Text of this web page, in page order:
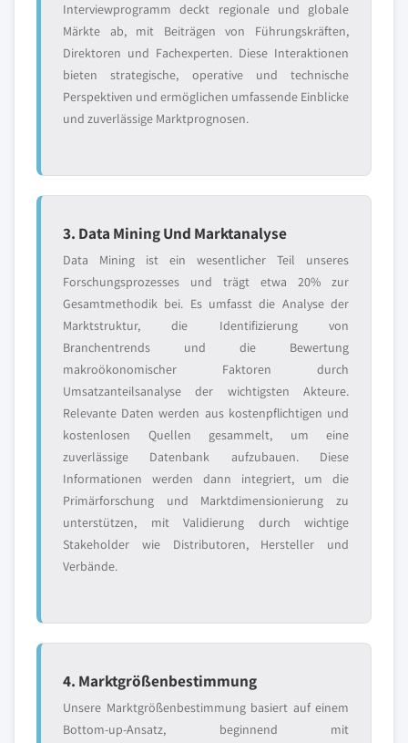
Interviewprogramm deckt regionale und globale
Märkte ab, mit Beiträgen von Führungskräften,
Direktoren und Fachexperten. Diese Interaktionen
bieten strategische, operative und technische
Perspektiven und ermöglichen umfassende Einblicke
und zuverlässige Marktprognosen.
3. Data Mining Und Marktanalyse
Data Mining ist ein wesentlicher Teil unseres
Forschungsprozesses und trägt etwa 20% zur
Gesamtmethodik bei. Es umfasst die Analyse der
Marktstruktur, die Identifizierung von
Branchentrends und die Bewertung
makroökonomischer Faktoren durch
Umsatzanteilsanalyse der wichtigsten Akteure.
Relevante Daten werden aus kostenpflichtigen und
kostenlosen Quellen gesammelt, um eine
zuverlässige Datenbank aufzubauen. Diese
Informationen werden dann integriert, um die
Primärforschung und Marktdimensionierung zu
unterstützen, mit Validierung durch wichtige
Stakeholder wie Distributoren, Hersteller und
Verbände.
4. Marktgrößenbestimmung
Unsere Marktgrößenbestimmung basiert auf einem
Bottom-up-Ansatz, beginnend mit